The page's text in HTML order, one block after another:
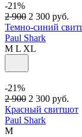
-21%
2 900 2 300 руб.
Темно-синий
Paul Shark
M L XL
-21%
2 900 2 300 руб.
Красный свитшот
Paul Shark
M